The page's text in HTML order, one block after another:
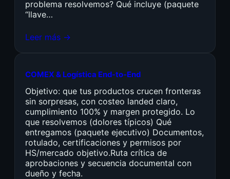
problema resolvemos? Qué incluye (paquete
“llave…
Leer más →
COMEX & Logística End-to-End
Objetivo: que tus productos crucen fronteras
sin sorpresas, con costeo landed claro,
cumplimiento 100% y margen protegido. Lo
que resolvemos (dolores típicos) Qué
entregamos (paquete ejecutivo) Documentos,
rotulado, certificaciones y permisos por
HS/mercado objetivo.Ruta crítica de
aprobaciones y secuencia documental con
dueño y fecha.